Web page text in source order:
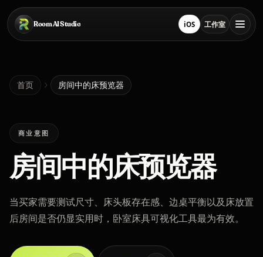
跳转到主要内容
Room AI Studio
首页 iOS在 App Store 下载
工作室打开工作室
Room AI Studio
语言简体中文
首页 房间中的床预览器
商业意图
房间中的床预览器
当买家需要测试尺寸、床头板存在感、边桌平衡以及床放置
后房间是否仍显实用时，卧室床具可视化工具最为有效。